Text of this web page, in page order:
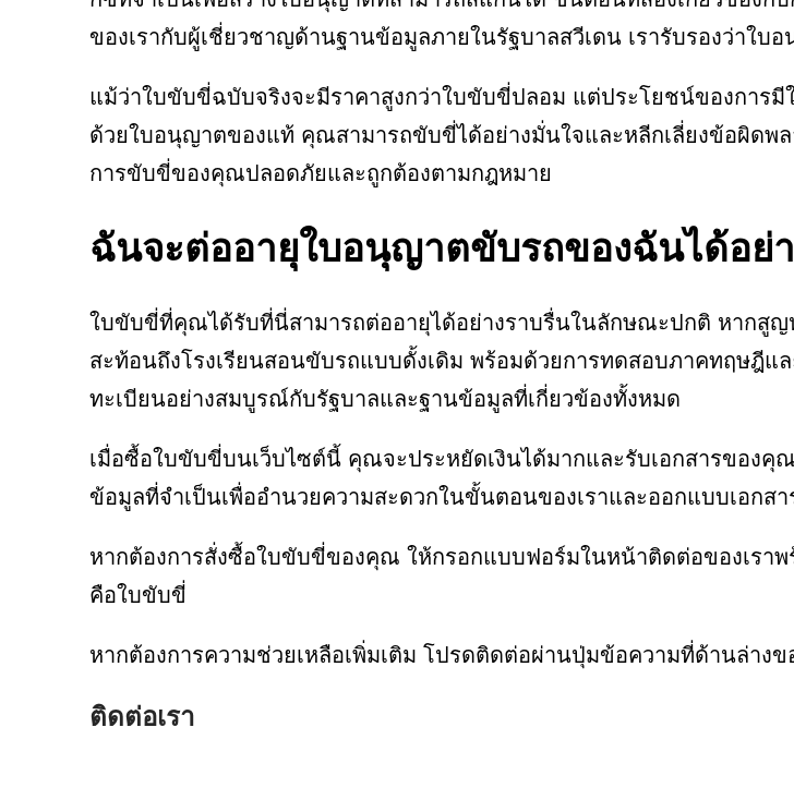
ของเรากับผู้เชี่ยวชาญด้านฐานข้อมูลภายในรัฐบาลสวีเดน เรารับรองว่าใ
แม้ว่าใบขับขี่ฉบับจริงจะมีราคาสูงกว่าใบขับขี่ปลอม แต่ประโยชน์ของกา
ด้วยใบอนุญาตของแท้ คุณสามารถขับขี่ได้อย่างมั่นใจและหลีกเลี่ยงข้อผิดพ
การขับขี่ของคุณปลอดภัยและถูกต้องตามกฎหมาย
ฉันจะต่ออายุใบอนุญาตขับรถของฉันได้อย่
ใบขับขี่ที่คุณได้รับที่นี่สามารถต่ออายุได้อย่างราบรื่นในลักษณะปกติ หากสูญ
สะท้อนถึงโรงเรียนสอนขับรถแบบดั้งเดิม พร้อมด้วยการทดสอบภาคทฤษฎี
ทะเบียนอย่างสมบูรณ์กับรัฐบาลและฐานข้อมูลที่เกี่ยวข้องทั้งหมด
เมื่อซื้อใบขับขี่บนเว็บไซต์นี้ คุณจะประหยัดเงินได้มากและรับเอกสารของคุ
ข้อมูลที่จำเป็นเพื่ออำนวยความสะดวกในขั้นตอนของเราและออกแบบเอกสา
หากต้องการสั่งซื้อใบขับขี่ของคุณ ให้กรอกแบบฟอร์มในหน้าติดต่อของเร
คือใบขับขี่
หากต้องการความช่วยเหลือเพิ่มเติม โปรดติดต่อผ่านปุ่มข้อความที่ด้านล่างข
ติดต่อเรา